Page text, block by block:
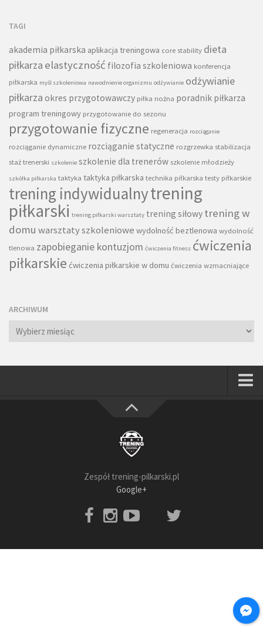
TAGI
akademia piłkarska aplikacja treningowa core stability dieta
piłkarza elastyczność filozofia szkoleniowa konferencja
piłkarska myśl szkoleniowa nawodnienie organizmu odżywianie odżywianie
piłkarza okres przygotowawczy piłka nożna poradnik piłkarza
program treningowy przygotowanie do sezonu
przygotowanie fizyczne regeneracja rozciąganie
rozciąganie dynamiczne rozciąganie statyczne rozgrzewka stabilizacja
staż trenerski szkolenie szkolenie dla trenerów szkolenie młodzieży
szkółka piłkarska taktyka taktyka piłkarska technika piłkarska testy piłkarskie
trening indywidualnytrening
piłkarski trening piłkarski warsztaty trening siłowy trening w
domu warsztaty szkoleniowe wydolność beztlenowa wydolność
tlenowa zapobieganie kontuzjom ćwiczenia fitness ćwiczenia
piłkarskie ćwiczenia piłkarskie w domu ćwiczenia wzmacniające
ARCHIWUM
Archiwum
Zespół trening-pilkarski.pl
Google+